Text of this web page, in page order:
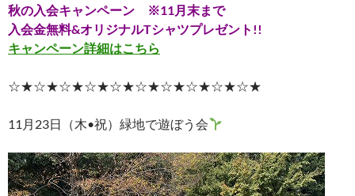
プ秋の入会キャンペーン ※11月末まで
入会金無料&オリジナルTシャツプレゼント!!
キャンペーン詳細はこちら
☆★☆★☆★☆★☆★☆★☆★☆★☆★☆★
11月23日（木•祝）緑地で遊ぼう会